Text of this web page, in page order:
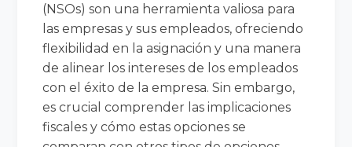
(NSOs) son una herramienta valiosa para
las empresas y sus empleados, ofreciendo
flexibilidad en la asignación y una manera
de alinear los intereses de los empleados
con el éxito de la empresa. Sin embargo,
es crucial comprender las implicaciones
fiscales y cómo estas opciones se